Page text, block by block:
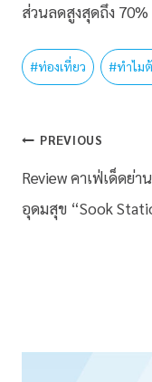
ส่วนลดสูงสุดถึง
#ท่องเที่ยว #ทำไม
PREVIOUS
Review คาเฟ่เด็ดย่าน
อุดมสุข “Sook